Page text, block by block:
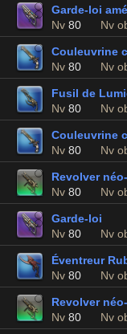
Garde-loi
Nv 80 Nv
Couleuvrine
Nv 80 Nv
Fusil de
Nv 80 Nv
Couleuvrine
Nv 80 Nv
Revolver
Nv 80 Nv
Garde-loi
Nv 80 Nv
Éventreur
Nv 80 Nv
Revolver
Nv 80 Nv